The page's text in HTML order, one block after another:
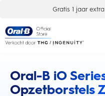
garantieverlenging
Oral-B iO
Opzetborstels
this action will scroll you to the reviews